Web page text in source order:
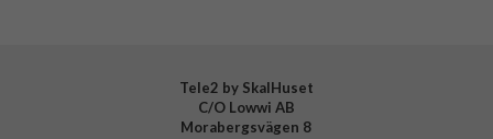
Tele2 by SkalHuset
C/O Lowwi AB
Morabergsvägen 8